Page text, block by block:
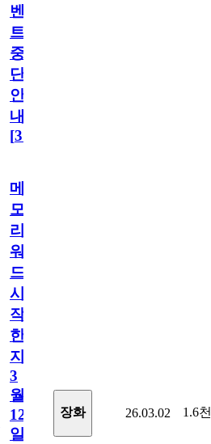
벤
트
중
단
안
내
[31
메
모
리
워
드
시
작
한
지
3
월
12
일
장화 26.03.02 1.6천